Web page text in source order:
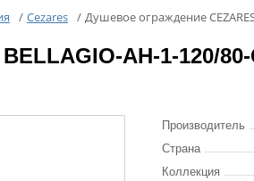
/ Cezares / Душевое ограждение
AH-1-120/80-
Производитель
Страна
Коллекция